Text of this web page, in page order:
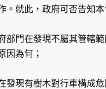
。就此，政府可否告知本
部門在發現不屬其管轄
因為何；
發現有樹木對行車構成